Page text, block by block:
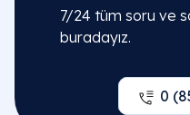
7/24 tüm soru ve
buradayız.
0